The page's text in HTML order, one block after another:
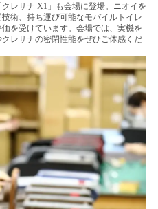
レサナ X1」も会場に登場。ニオイを
術、持ち運び可能なモバイルトイレ
を受けています。会場では、実機を
レサナの密閉性能をぜひご体感くだ